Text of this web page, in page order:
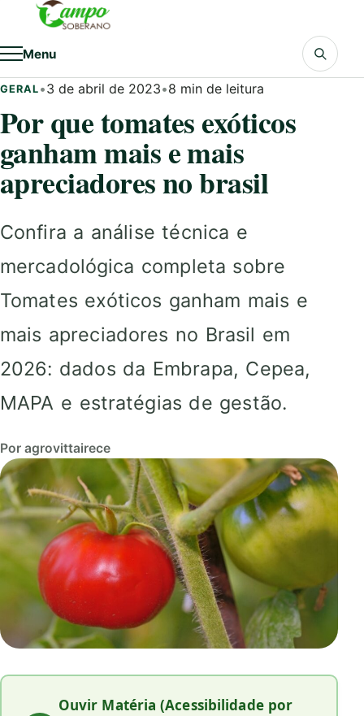
Pular para o conteúdo
Menu
GERAL •3 de abril de 2023•8 min de leitura
Por que tomates exóticos
ganham mais e mais
apreciadores no brasil
Confira a análise técnica e
mercadológica completa sobre
Tomates exóticos ganham mais e
mais apreciadores no Brasil em
2026: dados da Embrapa, Cepea,
MAPA e estratégias de gestão.
Por agrovittairece
Ouvir Matéria (Acessibilidade por